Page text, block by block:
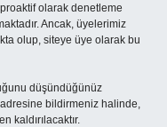
olarak denetleme
Ancak, üyelerimiz
olup, siteye üye olarak bu
düşündüğünüz
adresine bildirmeniz halinde,
kaldırılacaktır.